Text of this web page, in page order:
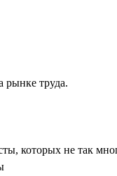
рынке труда.
которых не так